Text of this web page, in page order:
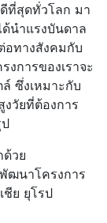
ที่สุดทั่วโลก มา
นำแรงบันดาล
อทางสังคมกับ
การของเราจะ
ซึ่งเหมาะกับ
งวัยที่ต้องการ
ด้วย
ฒนาโครงการ
ชีย ยุโรป